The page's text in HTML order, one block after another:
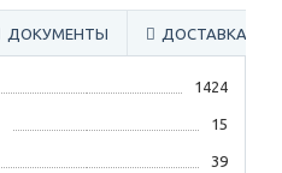
ДОКУМЕНТЫ ДОСТАВКА
1424
15
39